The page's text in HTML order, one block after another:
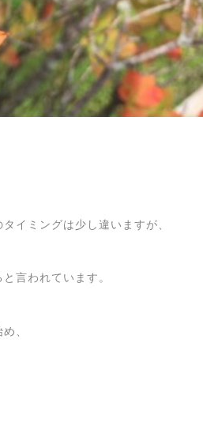
イミングは少し違いますが、
言われています。
、